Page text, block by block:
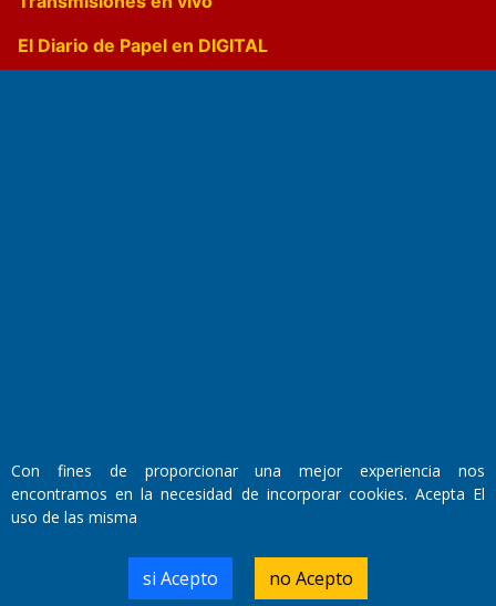
El Diario de Papel en DIGITAL
Director Periodístico:
Walter René Goñi
Domicilio Legal: José Ingenieros 855,
Santa Rosa, La Pampa.
Número de Registro DNDA:
Con fines de proporcionar una mejor experiencia nos
encontramos en la necesidad de incorporar cookies. Acepta El
uso de las misma
si Acepto no Acepto